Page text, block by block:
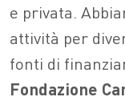
e privata.
attività per
fonti di
Fondazione